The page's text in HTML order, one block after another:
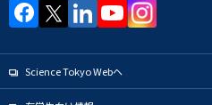
Science Tokyo Webヘ